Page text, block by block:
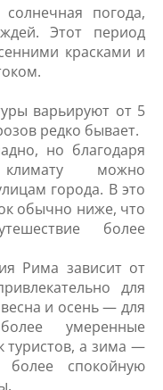
погода,
Этот период
красками и
варьируют от 5
редко бывает.
но благодаря
можно
города. В это
обычно ниже, что
более
Рима зависит от
для
и осень — для
умеренные
туристов, а зима —
более спокойную